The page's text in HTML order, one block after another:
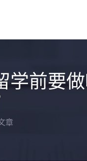
学前要
章